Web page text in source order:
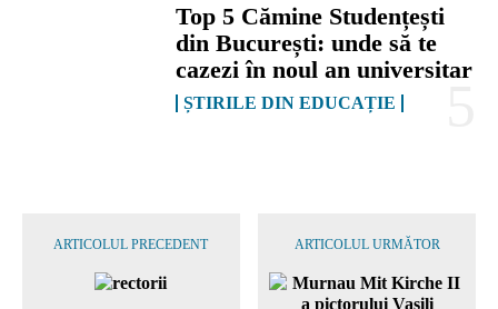
Top 5 Cămine Studențești
din București: unde să te
cazezi în noul an universitar
ȘTIRILE DIN EDUCAȚIE
ARTICOLUL PRECEDENT ARTICOLUL URMĂTOR